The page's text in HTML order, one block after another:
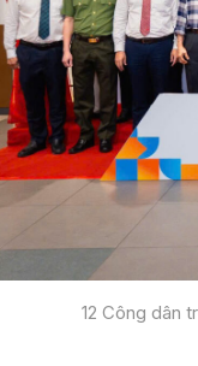
12 Công dân